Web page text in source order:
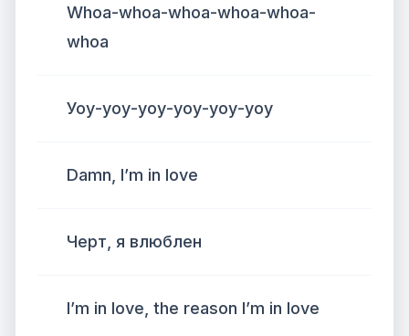
Whoa-whoa-whoa-whoa-whoa-
whoa
Уоу-уоу-уоу-уоу-уоу-уоу
Damn, I’m in love
Черт, я влюблен
I’m in love, the reason I’m in love